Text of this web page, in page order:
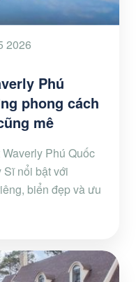
2026
Phú
phong cách
mê
Phú Quốc
nổi bật với
biển đẹp và ưu